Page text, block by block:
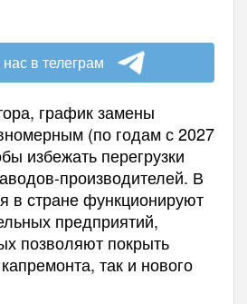
в телеграм
график замены
(по годам с 2027
избежать перегрузки
производителей. В
в стране функционируют
предприятий,
позволяют покрыть
так и нового